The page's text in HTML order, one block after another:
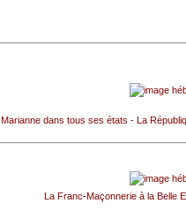
Marianne dans tous ses états - La
La Franc-Maçonnerie à la Belle